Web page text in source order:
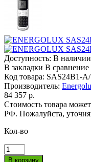
Доступность: В наличии
В закладки В сравнение
Код товара: SAS24B1-
Производитель:
84 357 р.
Стоимость товара
РФ. Пожалуйста,
Кол-во